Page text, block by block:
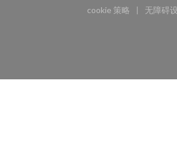
cookie 策略
((在新窗口中打开
无障碍
((